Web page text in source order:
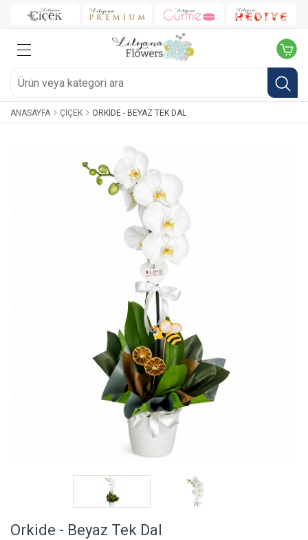
ANASAYFA ÇIÇEK ORKIDE - BEYAZ TEK DAL
Orkide - Beyaz Tek Dal